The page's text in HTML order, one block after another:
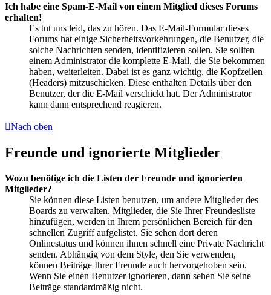
Ich habe eine Spam-E-Mail von einem Mitglied dieses Forums
erhalten!
Es tut uns leid, das zu hören. Das E-Mail-Formular dieses
Forums hat einige Sicherheitsvorkehrungen, die Benutzer, die
solche Nachrichten senden, identifizieren sollen. Sie sollten
einem Administrator die komplette E-Mail, die Sie bekommen
haben, weiterleiten. Dabei ist es ganz wichtig, die Kopfzeilen
(Headers) mitzuschicken. Diese enthalten Details über den
Benutzer, der die E-Mail verschickt hat. Der Administrator
kann dann entsprechend reagieren.
Nach oben
Freunde und ignorierte Mitglieder
Wozu benötige ich die Listen der Freunde und ignorierten
Mitglieder?
Sie können diese Listen benutzen, um andere Mitglieder des
Boards zu verwalten. Mitglieder, die Sie Ihrer Freundesliste
hinzufügen, werden in Ihrem persönlichen Bereich für den
schnellen Zugriff aufgelistet. Sie sehen dort deren
Onlinestatus und können ihnen schnell eine Private Nachricht
senden. Abhängig von dem Style, den Sie verwenden,
können Beiträge Ihrer Freunde auch hervorgehoben sein.
Wenn Sie einen Benutzer ignorieren, dann sehen Sie seine
Beiträge standardmäßig nicht.